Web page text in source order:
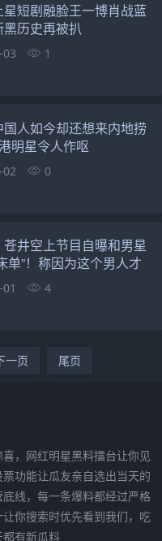
星短剧融脸王一博肖战蓝
历史再被扒
03 1
人如今却还想来内地捞
明星令人作呕
02 0
苍井空上节目自曝和男星
单”！称因为这个男人才
”
4
一页 尾页
，网红明星黑料擂台让你见
功能让瓜友亲自选出当天的
线，每一条爆料都经过严格
你搜索时优先看到我们，吃
有新瓜料